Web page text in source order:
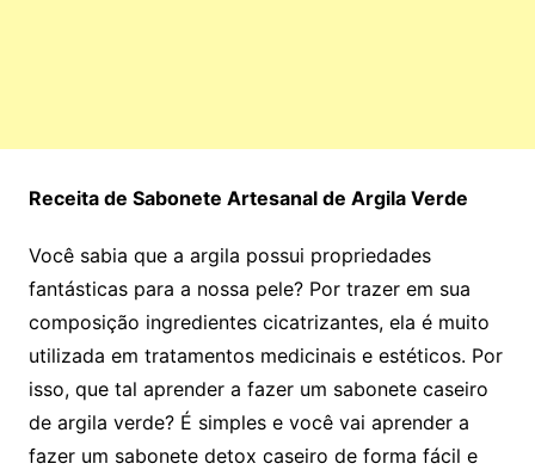
Receita de Sabonete Artesanal de Argila Verde
Você sabia que a argila possui propriedades
fantásticas para a nossa pele? Por trazer em sua
composição ingredientes cicatrizantes, ela é muito
utilizada em tratamentos medicinais e estéticos. Por
isso, que tal aprender a fazer um sabonete caseiro
de argila verde? É simples e você vai aprender a
fazer um sabonete detox caseiro de forma fácil e